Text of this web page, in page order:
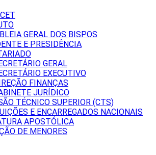
GERAL DOS BISPOS
E PRESIDÊNCIA
GERAL
EXECUTIVO
FINANÇAS
JURÍDICO
TÉCNICO SUPERIOR (CTS)
E ENCARREGADOS NACIONAIS
APOSTÓLICA
DE MENORES